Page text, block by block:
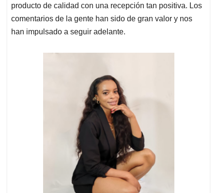
producto de calidad con una recepción tan positiva. Los
comentarios de la gente han sido de gran valor y nos
han impulsado a seguir adelante.